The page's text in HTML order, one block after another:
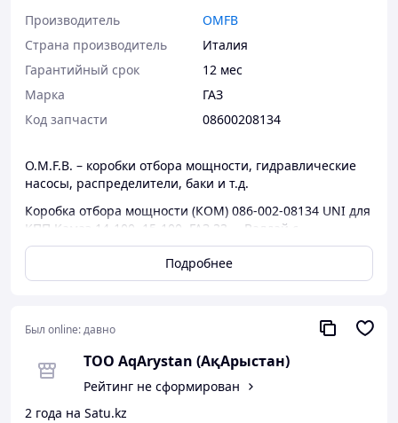
Производитель
OMFB
Страна производитель
Италия
Гарантийный срок
12 мес
Марка
ГАЗ
Код запчасти
08600208134
O.M.F.B. – коробки отбора мощности, гидравлические
насосы, распределители, баки и т.д.
Коробка отбора мощности (КОМ) 086-002-08134 UNI для
КПП Камаз 14-100, 15-100, ГАЗ 33…, Валдай с
пневмоуправлением. Подходит для прямого монтажа
насоса с фланцем UNI, либо фланца для соединения с
карданным валом.
двигателя
- КПП Камаз 14-100: 690 об/мин;
- КПП Камаз 15-100: 690/847 об/мин;
Подробнее
Был online:давно
ТОО AqArystan (АқАрыстан)
Рейтинг не сформирован
2 года на Satu.kz